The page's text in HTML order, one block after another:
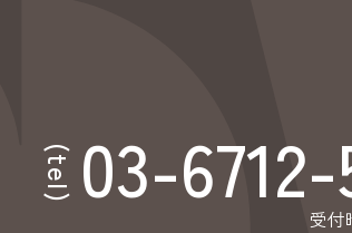
(tel) 03-
受付